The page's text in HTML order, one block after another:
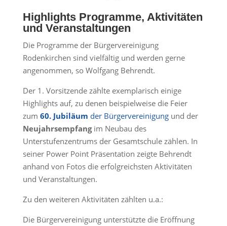
Highlights Programme, Aktivitäten
und Veranstaltungen
Die Programme der Bürgervereinigung
Rodenkirchen sind vielfältig und werden gerne
angenommen, so Wolfgang Behrendt.
Der 1. Vorsitzende zählte exemplarisch einige
Highlights auf, zu denen beispielweise die Feier
zum 60. Jubiläum der Bürgervereinigungund der
Neujahrsempfangim Neubau des
Unterstufenzentrums der Gesamtschule zählen. In
seiner Power Point Präsentation zeigte Behrendt
anhand von Fotos die erfolgreichsten Aktivitäten
und Veranstaltungen.
Zu den weiteren Aktivitäten zählten u.a.:
Die Bürgervereinigung unterstützte die Eröffnung